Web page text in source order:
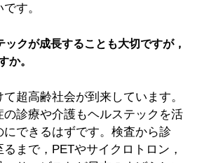
す。
クが成長することも大切ですが，
か。
超高齢社会が到来しています。
診療や介護もヘルステックを活
できるはずです。検査から診
まで，PETやサイクロトロン，